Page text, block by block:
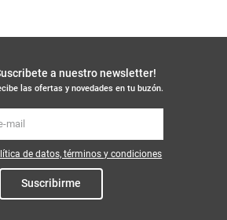
a nuestro newsletter!
las ofertas y novedades en tu buzón.
de datos, términos y condiciones
Suscribirme